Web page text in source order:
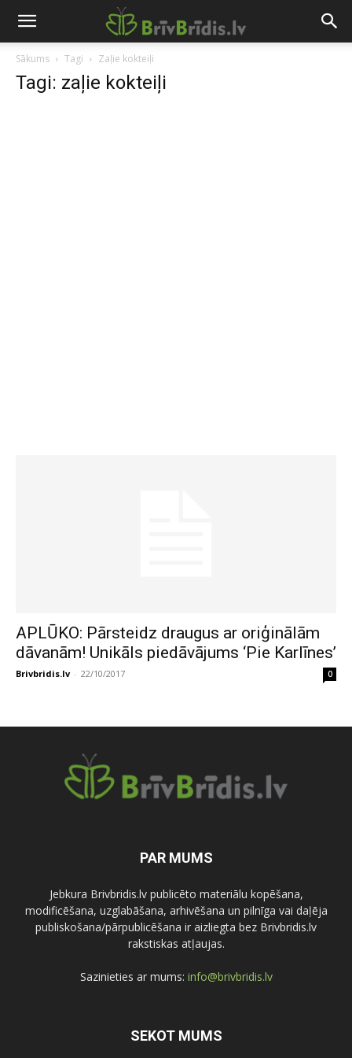
Sākums Tagi Zaļie kokteiļi
Tagi: zaļie kokteiļi
APLŪKO: Pārsteidz draugus ar oriģinālām
dāvanām! Unikāls piedāvājums ‘Pie Karlīnes’
Brivbridis.lv - 22/10/2017 0
PAR MUMS
Jebkura Brivbridis.lv publicēto materiālu kopēšana,
modificēšana, uzglabāšana, arhivēšana un pilnīga vai daļēja
publiskošana/pārpublicēšana ir aizliegta bez Brivbridis.lv
rakstiskas atļaujas.
Sazinieties ar mums: info@brivbridis.lv
SEKOT MUMS